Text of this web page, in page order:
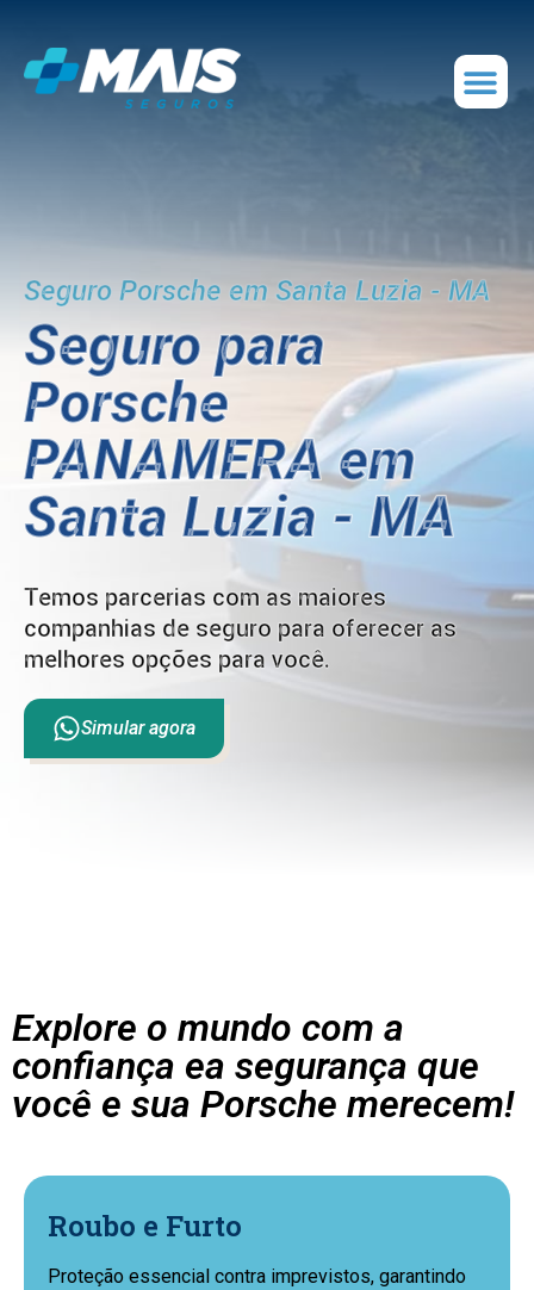
Seguro Porsche em Santa Luzia - MA
Seguro para
Porsche
PANAMERA em
Santa Luzia - MA
Temos parcerias com as maiores
companhias de seguro para oferecer as
melhores opções para você.
Simular agora
Explore o mundo com a
confiança ea segurança que
você e sua Porsche merecem!
Roubo e Furto
Proteção essencial contra imprevistos, garantindo